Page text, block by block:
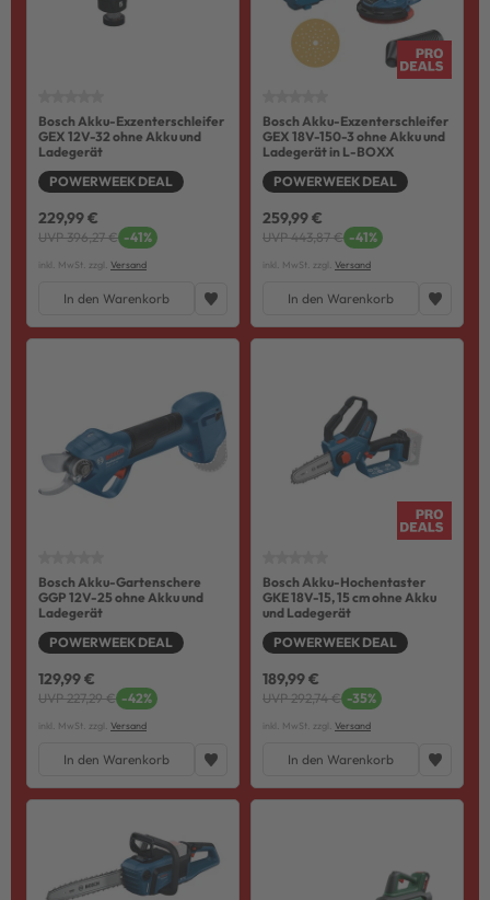
Bosch Akku-Exzenterschleifer
GEX 12V-32 ohne Akku und
Ladegerät
POWERWEEK DEAL
229,99 €
UVP 396,27 € -41%
inkl. MwSt. zzgl. Versand
In den Warenkorb
Bosch Akku-Exzenterschleifer
GEX 18V-150-3 ohne Akku und
Ladegerät in L-BOXX
POWERWEEK DEAL
259,99 €
UVP 443,87 € -41%
inkl. MwSt. zzgl. Versand
In den Warenkorb
Bosch Akku-Gartenschere
GGP 12V-25 ohne Akku und
Ladegerät
POWERWEEK DEAL
129,99 €
UVP 227,29 € -42%
inkl. MwSt. zzgl. Versand
In den Warenkorb
Bosch Akku-Hochentaster
GKE 18V-15, 15 cm ohne Akku
und Ladegerät
POWERWEEK DEAL
189,99 €
UVP 292,74 € -35%
inkl. MwSt. zzgl. Versand
In den Warenkorb